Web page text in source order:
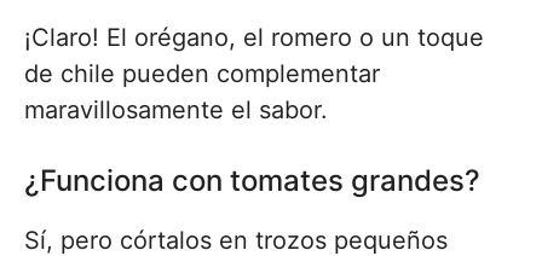
¡Claro! El orégano, el romero o un toque
de chile pueden complementar
maravillosamente el sabor.
¿Funciona con tomates grandes?
Sí, pero córtalos en trozos pequeños